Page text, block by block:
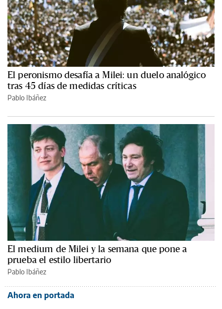
El peronismo desafía a Milei: un duelo analógico
tras 45 días de medidas críticas
Pablo Ibáñez
El medium de Milei y la semana que pone a
prueba el estilo libertario
Pablo Ibáñez
Ahora en portada